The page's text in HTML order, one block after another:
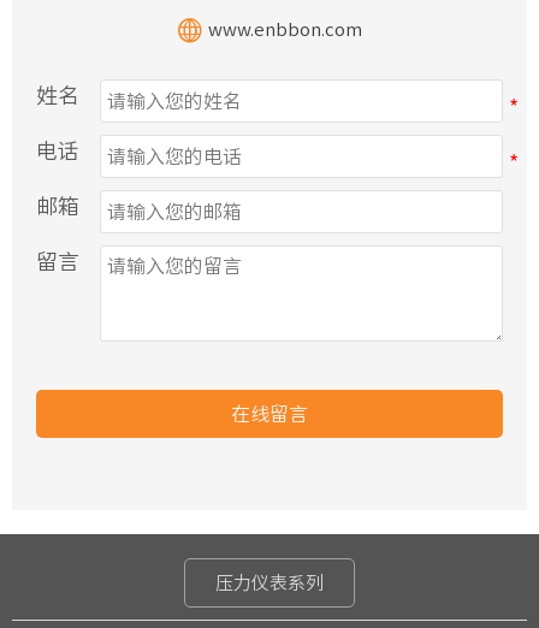
 www.enbbon.com
姓名
电话
邮箱
留言
在线留言
压力仪表系列